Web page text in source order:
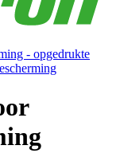
- opgedrukte